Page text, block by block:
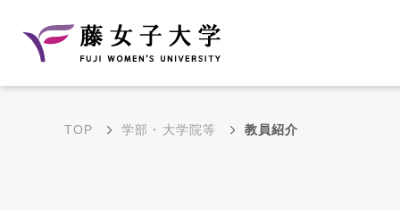
TOP 学部・大学院等 教員紹介